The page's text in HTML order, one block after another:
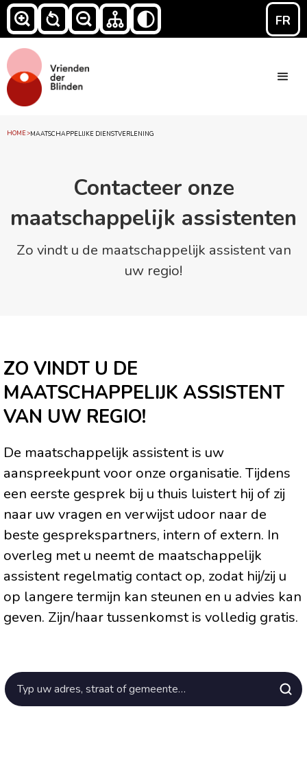
FR
HOME>MAATSCHAPPELIJKE DIENSTVERLENING
Contacteer onze
maatschappelijk assistenten
Zo vindt u de maatschappelijk assistent van
uw regio!
ZO VINDT U DE
MAATSCHAPPELIJK ASSISTENT
VAN UW REGIO!
De maatschappelijk assistent is uw
aanspreekpunt voor onze organisatie. Tijdens
een eerste gesprek bij u thuis luistert hij of zij
naar uw vragen en verwijst udoor naar de
beste gesprekspartners, intern of extern. In
overleg met u neemt de maatschappelijk
assistent regelmatig contact op, zodat hij/zij u
op langere termijn kan steunen en u advies kan
geven. Zijn/haar tussenkomst is volledig gratis.